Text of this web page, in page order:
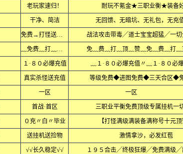
老玩家速归！ 耐玩不氪金★三职业衡★装备好
干净、简洁 无回馈、无暗坑、无礼包，无充
免费→打怪送全满 战法攻击带毒╱道士宝宝超猛╱一切
﹏免费﹏打﹏顶赞 免﹏费﹏打﹏顶﹏赞﹏免﹏费﹏打
１·８０必爆充值 ﹏１·８０必爆充值〃﹏１·８０必
真实杀怪送充值 等级免费◆进图免费◆三天合区◆
一区 一区
首战·首区 三职业平衡免费顶级专属挂机一
０充〃白〃毕业 【打怪满级满装备满称号十元顶
送挂机送捡物 激情拿沙，必发红苞
√√长久稳定√√ １９５合击╱终极狂爆╱免费满级╱